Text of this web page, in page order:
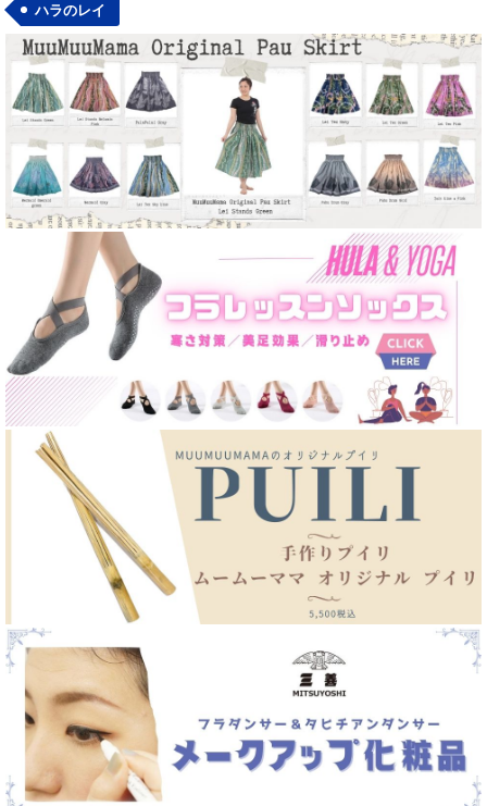
ハラのレイ